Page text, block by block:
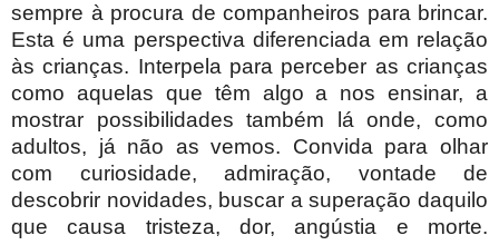
sempre à procura de companheiros para brincar.
Esta é uma perspectiva diferenciada em relação
às crianças. Interpela para perceber as crianças
como aquelas que têm algo a nos ensinar, a
mostrar possibilidades também lá onde, como
adultos, já não as vemos. Convida para olhar
com curiosidade, admiração, vontade de
descobrir novidades, buscar a superação daquilo
que causa tristeza, dor, angústia e morte.